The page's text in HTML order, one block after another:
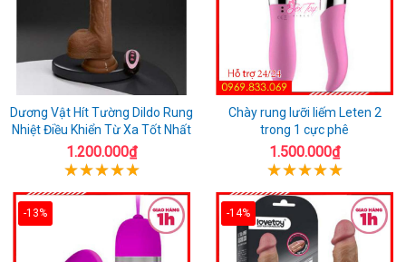
Dương Vật Hít Tường Dildo Rung
Nhiệt Điều Khiển Từ Xa Tốt Nhất
1.200.000₫
Chày rung lưỡi liếm Leten 2
trong 1 cực phê
1.500.000₫
-13% -14%